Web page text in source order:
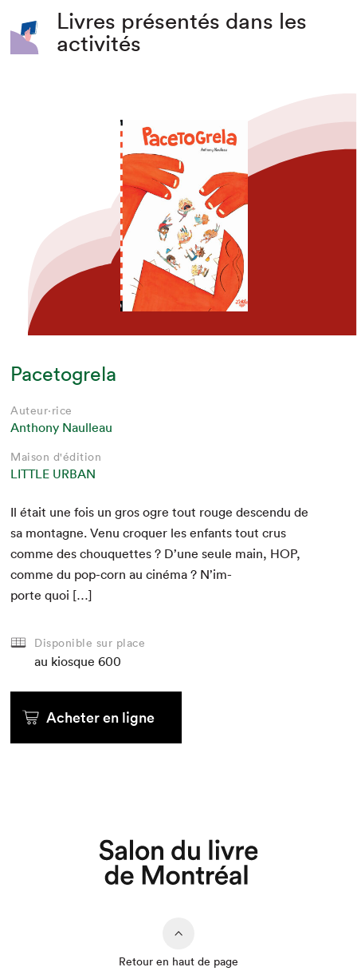
Que cherchez-vous?
Livres présentés dans les
activités
Pacetogrela
Auteur·rice
Anthony Naulleau
Maison d'édition
LITTLE URBAN
Il était une fois un gros ogre tout rouge descen­du de
sa mon­tagne. Venu cro­quer les enfants tout crus
comme des chou­quettes ? D’une seule main, HOP,
comme du pop-corn au ciné­ma ? N’im­
porte quoi […]
Disponible sur place
au kiosque 600
Acheter en ligne
Retour en haut de page